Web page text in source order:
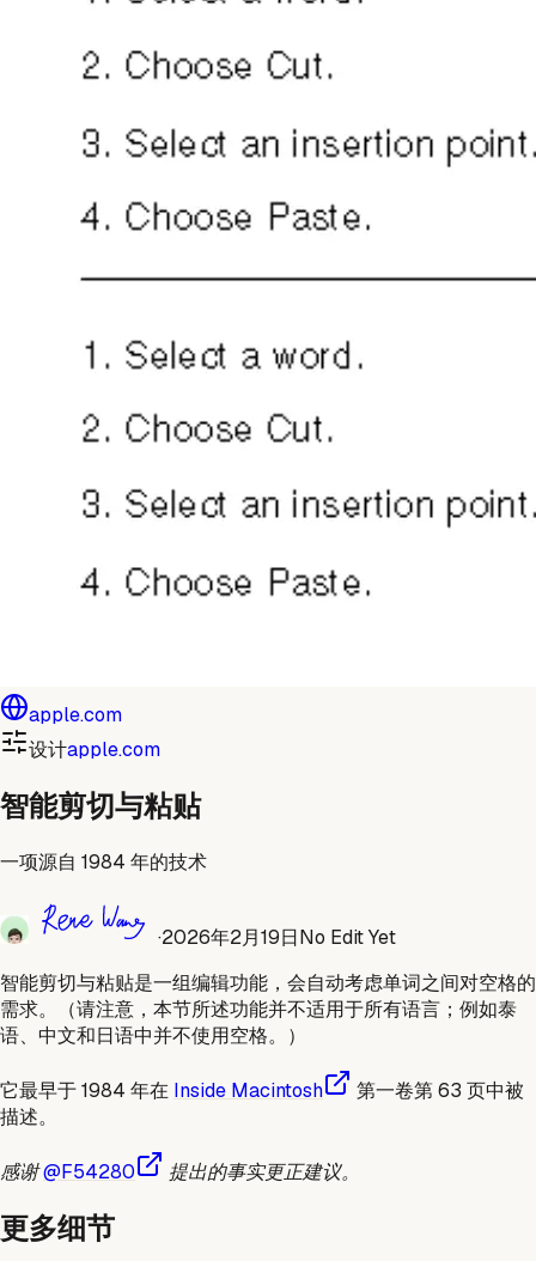
apple.com
设计apple.com
智能剪切与粘贴
一项源自 1984 年的技术
·2026年2月19日No Edit Yet
智能剪切与粘贴是一组编辑功能，会自动考虑单词之间对空格的
需求。（请注意，本节所述功能并不适用于所有语言；例如泰
语、中文和日语中并不使用空格。）
它最早于 1984 年在 Inside Macintosh
第一卷第 63 页中被
描述。
感谢@F54280 提出的事实更正建议。
更多细节